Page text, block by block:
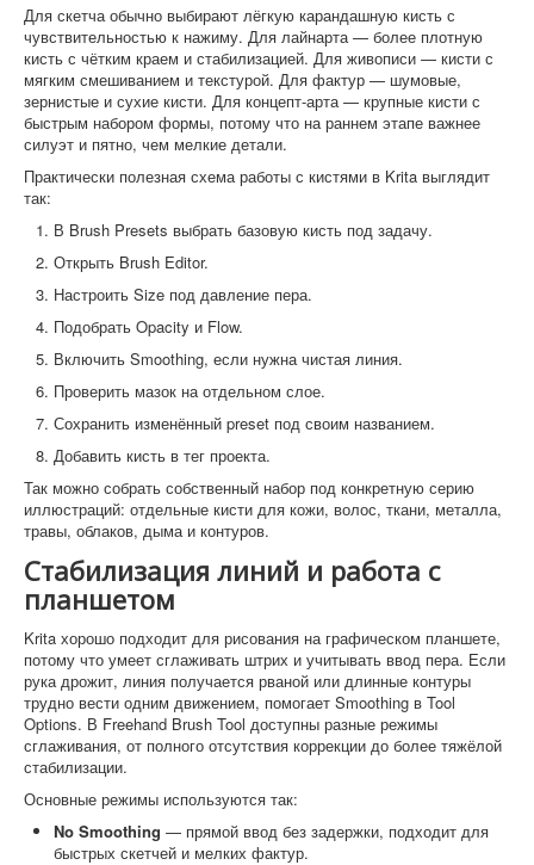
Для скетча обычно выбирают лёгкую карандашную кисть с
чувствительностью к нажиму. Для лайнарта — более плотную
кисть с чётким краем и стабилизацией. Для живописи — кисти с
мягким смешиванием и текстурой. Для фактур — шумовые,
зернистые и сухие кисти. Для концепт-арта — крупные кисти с
быстрым набором формы, потому что на раннем этапе важнее
силуэт и пятно, чем мелкие детали.
Практически полезная схема работы с кистями в Krita выглядит
так:
В Brush Presets выбрать базовую кисть под задачу.
Открыть Brush Editor.
Настроить Size под давление пера.
Подобрать Opacity и Flow.
Включить Smoothing, если нужна чистая линия.
Проверить мазок на отдельном слое.
Сохранить изменённый preset под своим названием.
Добавить кисть в тег проекта.
Так можно собрать собственный набор под конкретную серию
иллюстраций: отдельные кисти для кожи, волос, ткани, металла,
травы, облаков, дыма и контуров.
Стабилизация линий и работа с
планшетом
Krita хорошо подходит для рисования на графическом планшете,
потому что умеет сглаживать штрих и учитывать ввод пера. Если
рука дрожит, линия получается рваной или длинные контуры
трудно вести одним движением, помогает Smoothing в Tool
Options. В Freehand Brush Tool доступны разные режимы
сглаживания, от полного отсутствия коррекции до более тяжёлой
стабилизации.
Основные режимы используются так:
No Smoothing — прямой ввод без задержки, подходит для
быстрых скетчей и мелких фактур.